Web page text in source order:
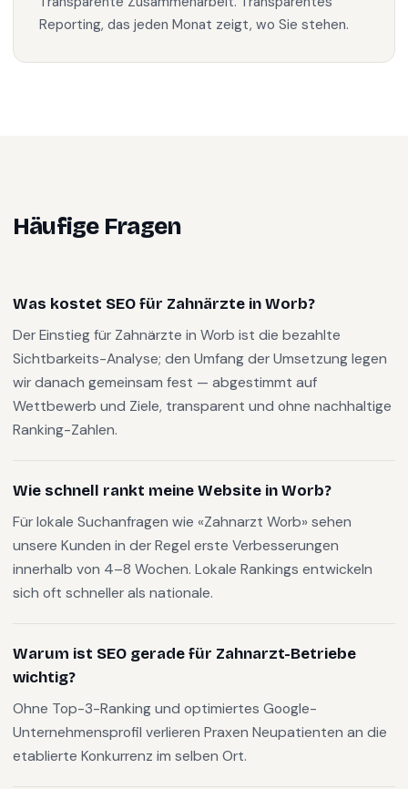
Reporting, das jeden Monat zeigt, wo Sie stehen.
Häufige Fragen
Was kostet SEO für Zahnärzte in Worb?
Der Einstieg für Zahnärzte in Worb ist die bezahlte
Sichtbarkeits-Analyse; den Umfang der Umsetzung legen
wir danach gemeinsam fest — abgestimmt auf
Wettbewerb und Ziele, transparent und ohne nachhaltige
Ranking-Zahlen.
Wie schnell rankt meine Website in Worb?
Für lokale Suchanfragen wie «Zahnarzt Worb» sehen
unsere Kunden in der Regel erste Verbesserungen
innerhalb von 4–8 Wochen. Lokale Rankings entwickeln
sich oft schneller als nationale.
Warum ist SEO gerade für Zahnarzt-Betriebe
wichtig?
Ohne Top-3-Ranking und optimiertes Google-
Unternehmensprofil verlieren Praxen Neupatienten an die
etablierte Konkurrenz im selben Ort.